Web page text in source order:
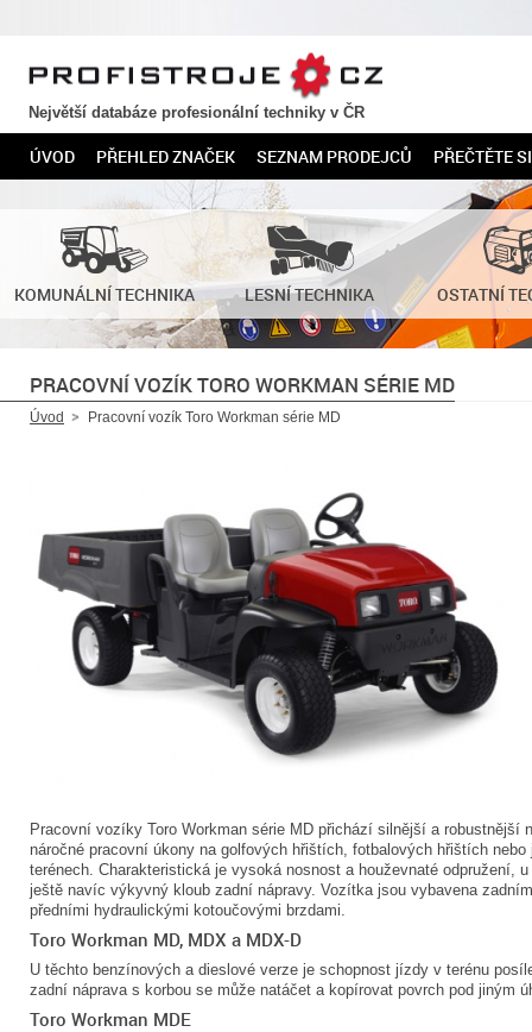
PROFISTROJE.CZ
Největší databáze profesionální techniky v ČR
ÚVOD PŘEHLED ZNAČEK SEZNAM PRODEJCŮ PŘEČTĚTE SI
KOMUNÁLNÍ TECHNIKA LESNÍ TECHNIKA OSTATNÍ
PRACOVNÍ VOZÍK TORO WORKMAN SÉRIE MD
Úvod Pracovní vozík Toro Workman série MD
Pracovní vozíky Toro Workman série MD přichází silnější a robustnější
náročné pracovní úkony na golfových hřištích, fotbalových hřištích
terénech. Charakteristická je vysoká nosnost a houževnaté odpružení,
ještě navíc výkyvný kloub zadní nápravy. Vozítka jsou vybavena
předními hydraulickými kotoučovými brzdami.
Toro Workman MD, MDX a MDX-D
U těchto benzínových a dieslové verze je schopnost jízdy v terénu
zadní náprava s korbou se může natáčet a kopírovat povrch pod jiným
Toro Workman MDE